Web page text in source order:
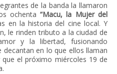
de la banda la llamaron
ochenta“Macu, la Mujer del
en la historia del cine local. Y
le rinden tributo a la ciudad de
y la libertad, fusionando
en lo que ellos llaman
el próximo miércoles 19 de